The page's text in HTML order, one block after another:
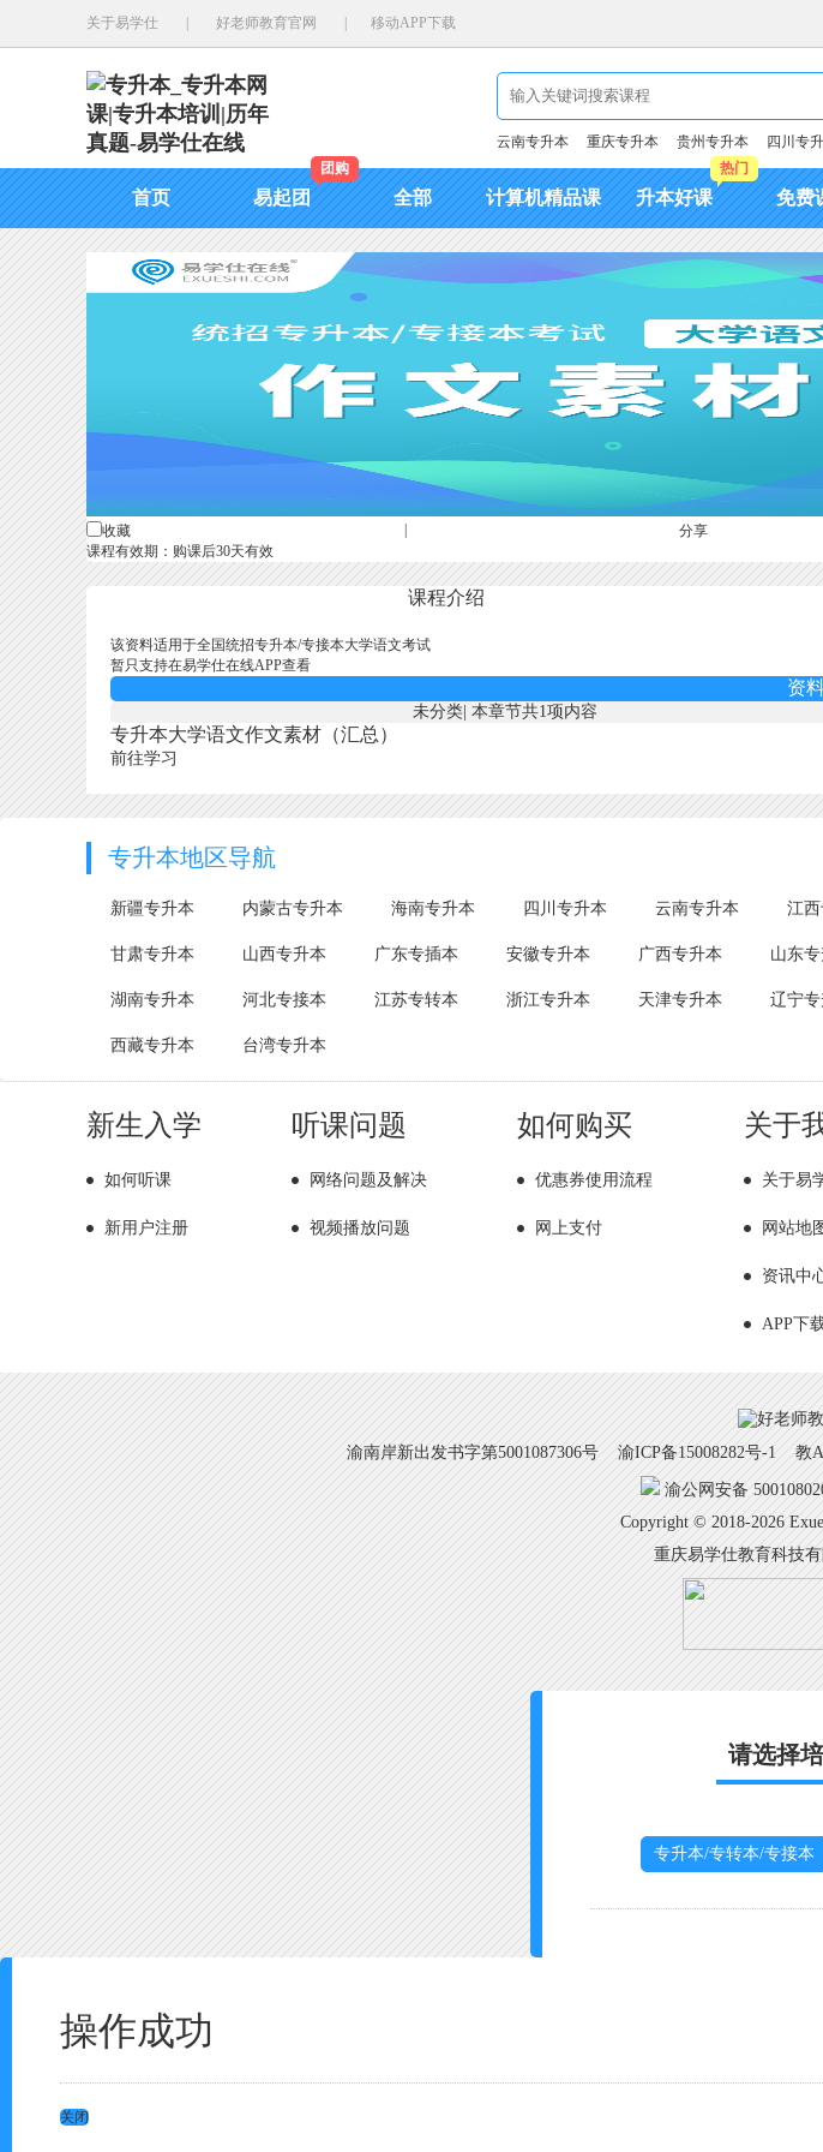
关于易学仕 好老师教育官网 移动APP下载
云南专升本 重庆专升本 贵州专升本 四川专
首页 易起团
团购
全部 计算机精品课 升本好课
热门
免费
收藏
分享
课程有效期：购课后30天有效
课程介绍
该资料适用于全国统招专升本/专接本大学语文考试
暂只支持在易学仕在线APP查看
资
未分类| 本章节共1项内容
专升本大学语文作文素材（汇总）
前往学习
专升本地区导航
新疆专升本 内蒙古专升本 海南专升本 四川专升本 云南专升本 江
甘肃专升本 山西专升本 广东专插本 安徽专升本 广西专升本 山东
湖南专升本 河北专接本 江苏专转本 浙江专升本 天津专升本 辽宁
西藏专升本 台湾专升本
新生入学
如何听课
新用户注册
听课问题
网络问题及解决
视频播放问题
如何购买
优惠券使用流程
网上支付
关于
关于易
网站地
资讯中
APP下
渝南岸新出发书字第5001087306号 渝ICP备15008282号-1 教
渝公网安备
Copyright © 2018-2026
重庆易学仕教育科技
请选择
专升本/专转本/专接本
操作成功
关闭